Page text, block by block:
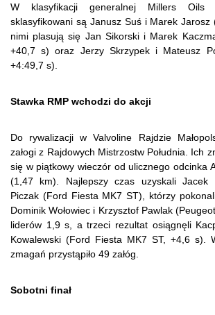
W klasyfikacji generalnej Millers Oils
sklasyfikowani są Janusz Suś i Marek Jarosz
nimi plasują się Jan Sikorski i Marek
+40,7 s) oraz Jerzy Skrzypek i Mateusz
+4:49,7 s).
Stawka RMP wchodzi do akcji
Do rywalizacji w Valvoline Rajdzie
załogi z Rajdowych Mistrzostw Południa. Ich
się w piątkowy wieczór od ulicznego odcinka
(1,47 km). Najlepszy czas uzyskali Jacek
Piczak (Ford Fiesta MK7 ST), którzy
Dominik Wołowiec i Krzysztof Pawlak
liderów 1,9 s, a trzeci rezultat osiągnęli
Kowalewski (Ford Fiesta MK7 ST, +4,6 s).
zmagań przystąpiło 49 załóg.
Sobotni finał